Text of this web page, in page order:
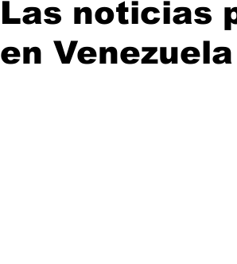
Las noticias
en Venezuela